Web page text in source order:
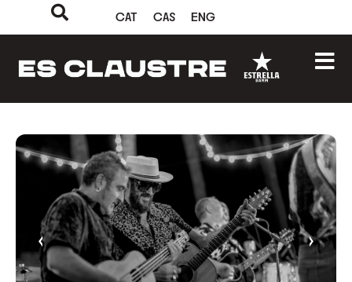
CAT CAS ENG
‹ ›